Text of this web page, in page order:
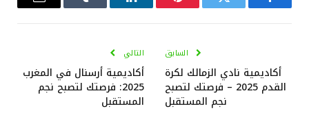
فيسبوك تويتر بينتيريستلينكدإن Tumblr
البريد
السابق
أكاديمية نادي الزمالك لكرة
القدم 2025 – فرصتك لتصبح
نجم المستقبل
التالي
أكاديمية أرسنال في المغرب
2025: فرصتك لتصبح نجم
المستقبل